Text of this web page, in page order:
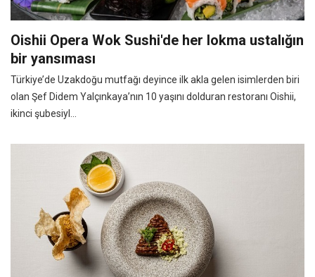
Oishii Opera Wok Sushi'de her lokma ustalığın
bir yansıması
Türkiye’de Uzakdoğu mutfağı deyince ilk akla gelen isimlerden biri
olan Şef Didem Yalçınkaya’nın 10 yaşını dolduran restoranı Oishii,
ikinci şubesiyl...